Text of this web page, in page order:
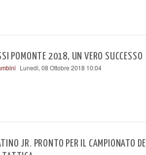
POMONTE 2018, UN VERO SUCCESSO
Lunedì, 08 Ottobre 2018 10:04
JR. PRONTO PER IL CAMPIONATO